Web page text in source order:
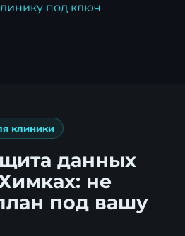
под ключ
клиники
данных
не
под вашу